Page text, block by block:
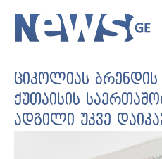
ციკოლიას
ქუთაისის
ადგილი უკვე